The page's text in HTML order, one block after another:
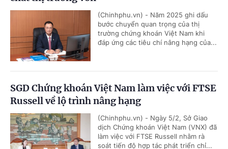
(Chinhphu.vn) - Năm 2025 ghi dấu
bước chuyển quan trọng của thị
trường chứng khoán Việt Nam khi
đáp ứng các tiêu chí nâng hạng của...
SGD Chứng khoán Việt Nam làm việc với FTSE
Russell về lộ trình nâng hạng
(Chinhphu.vn) - Ngày 5/2, Sở Giao
dịch Chứng khoán Việt Nam (VNX) đã
làm việc với FTSE Russell nhằm rà
soát tiến độ hợp tác phát triển chỉ...